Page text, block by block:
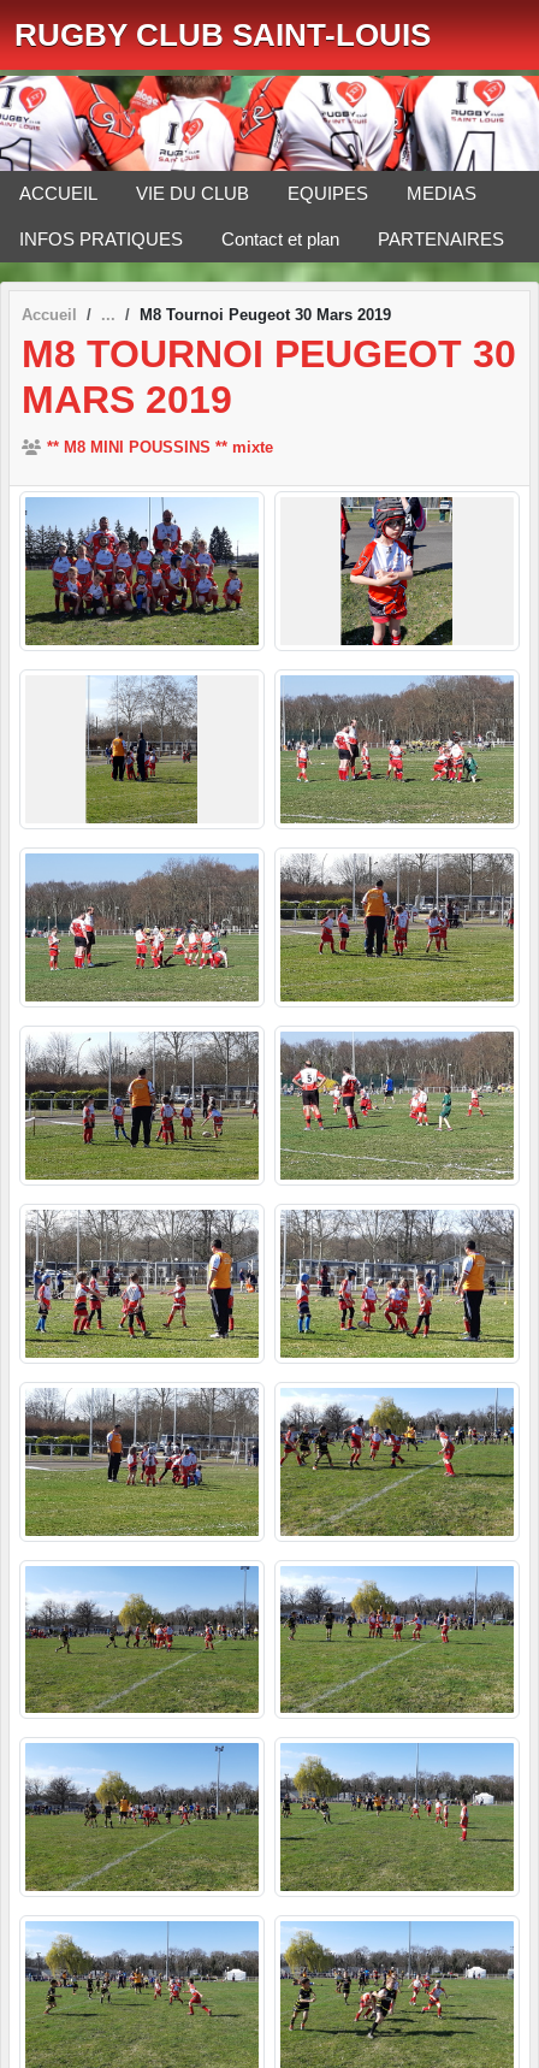
RUGBY CLUB SAINT-LOUIS
ACCUEIL VIE DU CLUB EQUIPES MEDIAS
INFOS PRATIQUES Contact et plan PARTENAIRES
Accueil M8 Tournoi Peugeot 30 Mars 2019
M8 TOURNOI PEUGEOT 30
MARS 2019
** M8 MINI POUSSINS ** mixte